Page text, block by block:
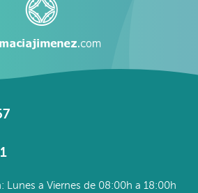
Lunes a Viernes de 08:00h a 18:00h